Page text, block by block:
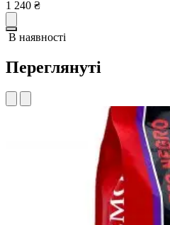
1 240 ₴
В наявності
Переглянуті